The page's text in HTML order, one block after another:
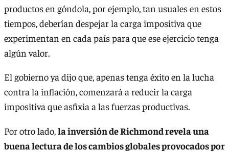
productos en góndola, por ejemplo, tan usuales en estos
tiempos, deberían despejar la carga impositiva que
experimentan en cada país para que ese ejercicio tenga
algún valor.
El gobierno ya dijo que, apenas tenga éxito en la lucha
contra la inflación, comenzará a reducir la carga
impositiva que asfixia a las fuerzas productivas.
Por otro lado,la inversión de Richmond revela una
buena lectura de los cambios globales provocados por